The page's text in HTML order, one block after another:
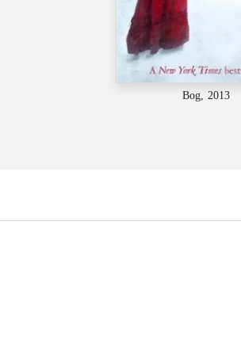
Bog, 2013